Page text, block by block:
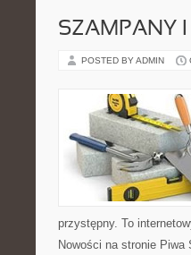
SZAMPANY I
POSTED BY ADMIN
przystępny. To
Nowości na stronie